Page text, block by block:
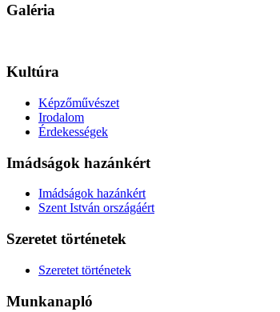
Galéria
Kultúra
Képzőművészet
Irodalom
Érdekességek
Imádságok hazánkért
Imádságok hazánkért
Szent István országáért
Szeretet történetek
Szeretet történetek
Munkanapló